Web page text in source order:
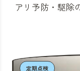
アリ予防・駆除
定期点検